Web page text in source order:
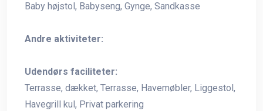
Baby højstol, Babyseng, Gynge, Sandkasse
Andre aktiviteter:
Udendørs faciliteter:
Terrasse, dækket, Terrasse, Havemøbler, Liggestol,
Havegrill kul, Privat parkering